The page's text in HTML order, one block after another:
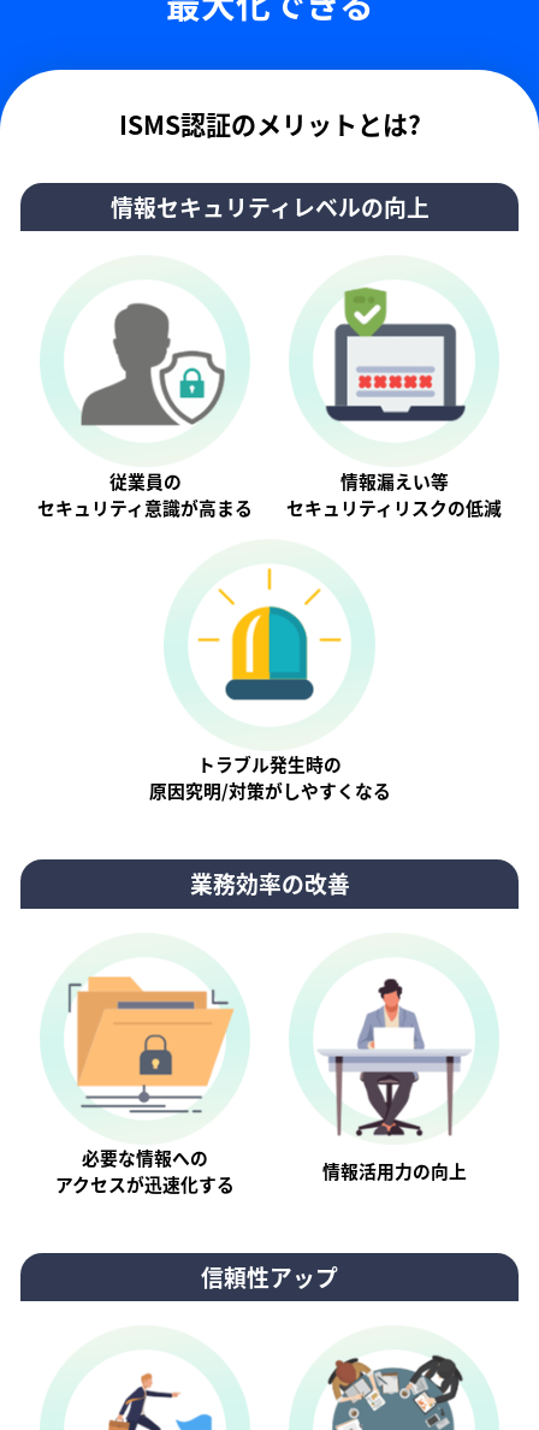
ISMS認証のメリットとは?
情報セキュリティレベルの向上
従業員の
セキュリティ意識が⾼まる
情報漏えい等
セキュリティリスクの低減
トラブル発生時の
原因究明/対策がしやすくなる
業務効率の改善
必要な情報への
アクセスが迅速化する
情報活⽤⼒の向上
信頼性アップ